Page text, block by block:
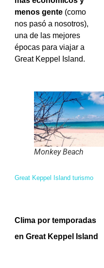
menos gente (como
nos pasó a nosotros),
una de las mejores
épocas para viajar a
Great Keppel Island.
Monkey Beach
Great Keppel Island turismo
Clima por temporadas
en Great Keppel Island